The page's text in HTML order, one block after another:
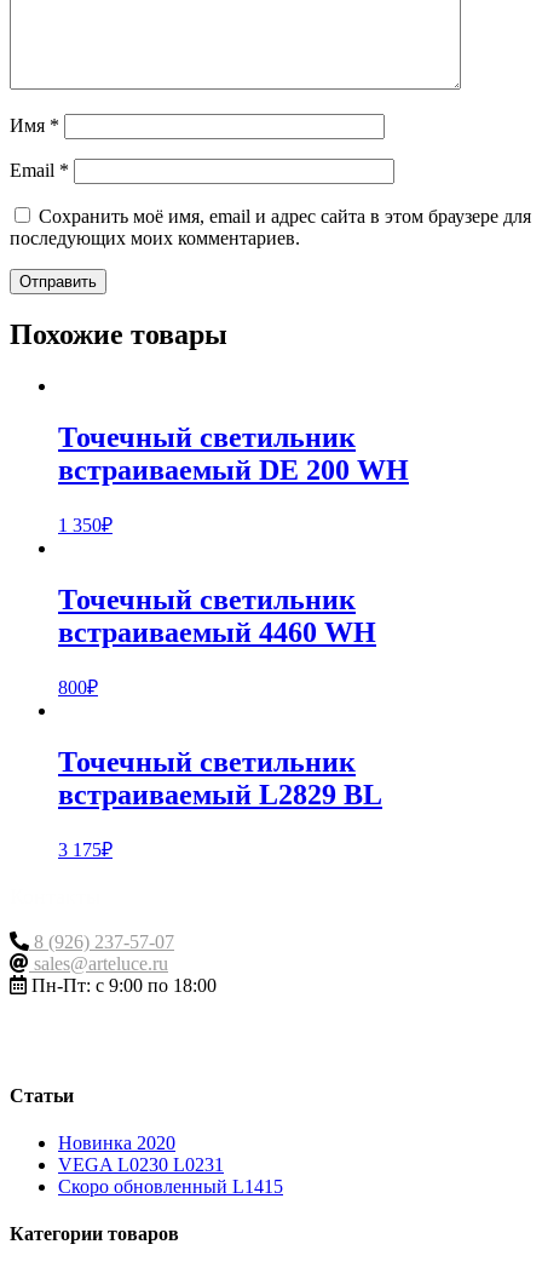
Имя *
Email *
Сохранить моё имя, email и адрес сайта в этом браузере для
последующих моих комментариев.
Похожие товары
Точечный светильник
встраиваемый DE 200 WH
1 350₽
Точечный светильник
встраиваемый 4460 WH
800₽
Точечный светильник
встраиваемый L2829 BL
3 175₽
8 (926) 237-57-07
sales@arteluce.ru
Пн-Пт: с 9:00 по 18:00
Статьи
Новинка 2020
VEGA L0230 L0231
Скоро обновленный L1415
Категории товаров